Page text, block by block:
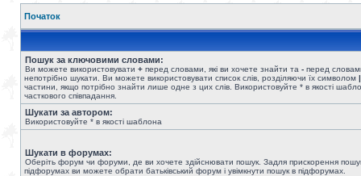
Початок
Пошук за ключовими словами:
Ви можете використовувати + перед словами, які ви хочете знайти та - перед
непотрібно шукати. Ви можете використовувати список слів, розділяючи їх символом |
частини, якщо потрібно знайти лише одне з цих слів. Використовуйте * в якості
часткового співпадання.
Шукати за автором:
Використовуйте * в якості шаблона
Шукати в форумах:
Оберіть форум чи форуми, де ви хочете здійснювати пошук. Задля прискорення
підфорумах ви можете обрати батьківський форум і увімкнути пошук в підфорумах.